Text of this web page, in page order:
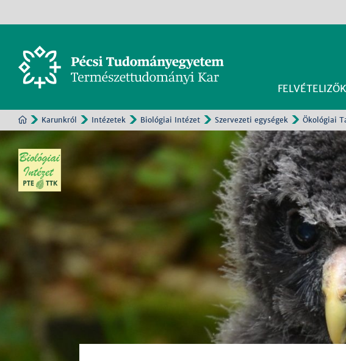
FELVÉTELIZŐK
Karunkról Intézetek Biológiai Intézet Szervezeti egységek Ökológiai